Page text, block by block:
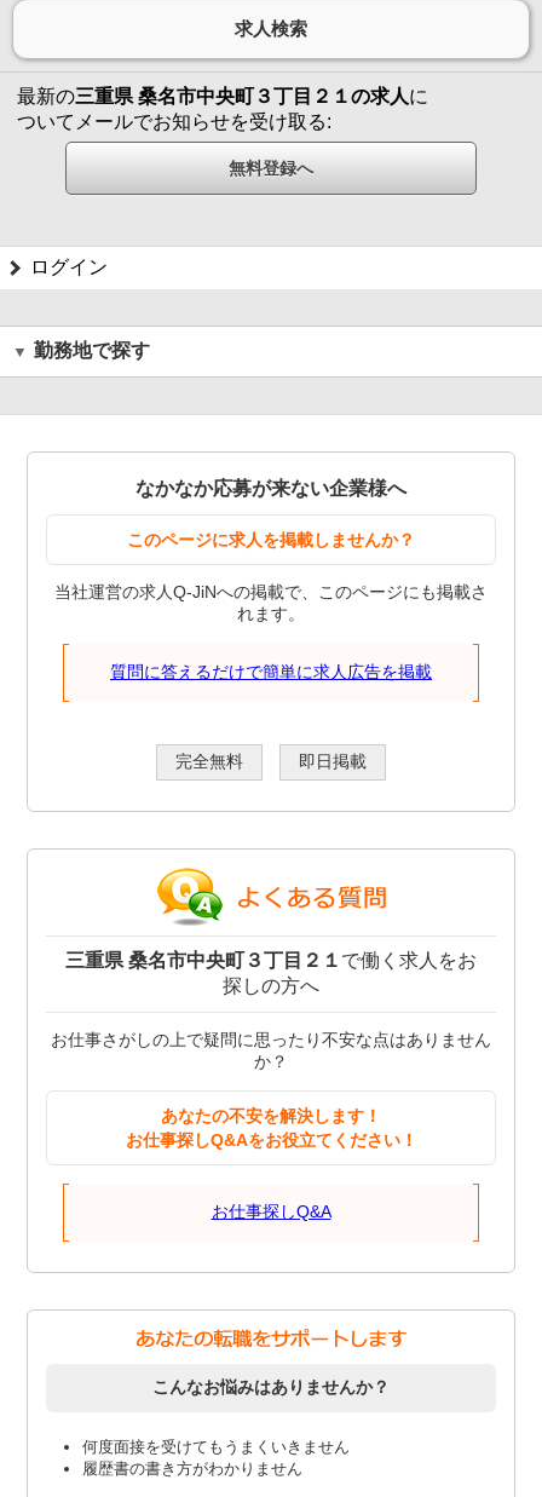
最新の三重県 桑名市中央町３丁目２１の求人に
ついてメールでお知らせを受け取る:
ログイン
勤務地で探す
なかなか応募が来ない企業様へ
このページに求人を掲載しませんか？
当社運営の求人Q-JiNへの掲載で、このページにも掲載さ
れます。
質問に答えるだけで簡単に求人広告を掲載
完全無料 即日掲載
三重県 桑名市中央町３丁目２１ で働く求人をお
探しの方へ
お仕事さがしの上で疑問に思ったり不安な点はありません
か？
あなたの不安を解決します！
お仕事探しQ&Aをお役立てください！
お仕事探しQ&A
こんなお悩みはありませんか？
何度面接を受けてもうまくいきません
履歴書の書き方がわかりません